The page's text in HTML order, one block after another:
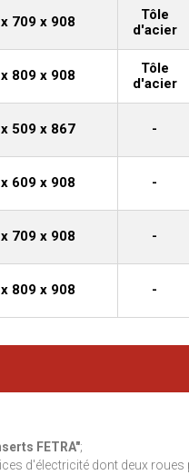
709 x 908
Tôle
d'acier
809 x 908
Tôle
d'acier
509 x 867 -
609 x 908 -
709 x 908 -
809 x 908 -
FETRA";
d'électricité dont deux